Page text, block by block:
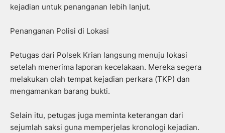
kejadian untuk penanganan lebih lanjut.
Penanganan Polisi di Lokasi
Petugas dari Polsek Krian langsung menuju lokasi
setelah menerima laporan kecelakaan. Mereka segera
melakukan olah tempat kejadian perkara (TKP) dan
mengamankan barang bukti.
Selain itu, petugas juga meminta keterangan dari
sejumlah saksi guna memperjelas kronologi kejadian.